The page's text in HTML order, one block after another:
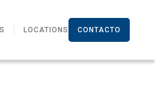
LOCATIONS CONTACTO